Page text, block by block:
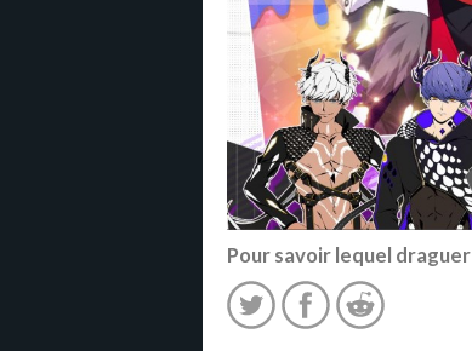
Pour savoir lequel draguer